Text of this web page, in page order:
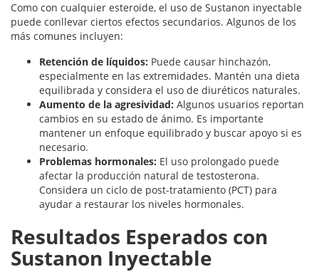
Como con cualquier esteroide, el uso de Sustanon inyectable
puede conllevar ciertos efectos secundarios. Algunos de los
más comunes incluyen:
Retención de líquidos: Puede causar hinchazón,
especialmente en las extremidades. Mantén una dieta
equilibrada y considera el uso de diuréticos naturales.
Aumento de la agresividad: Algunos usuarios reportan
cambios en su estado de ánimo. Es importante
mantener un enfoque equilibrado y buscar apoyo si es
necesario.
Problemas hormonales: El uso prolongado puede
afectar la producción natural de testosterona.
Considera un ciclo de post-tratamiento (PCT) para
ayudar a restaurar los niveles hormonales.
Resultados Esperados con
Sustanon Inyectable